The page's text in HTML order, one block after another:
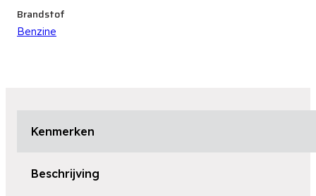
Brandstof
Benzine
Kenmerken
Beschrijving